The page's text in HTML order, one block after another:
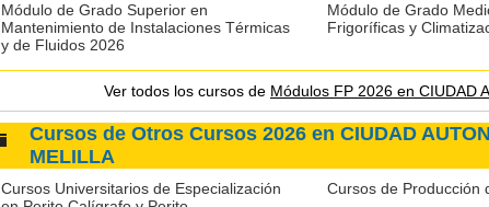
Módulo de Grado Superior en
Mantenimiento de Instalaciones Térmicas
y de Fluidos 2026
Módulo de Grado
Frigoríficas y
Ver todos los cursos de Módulos FP 2026 en CIUDAD
Cursos de Otros Cursos 2026 en CIUDAD
MELILLA
Cursos Universitarios de Especialización
Cursos de Producción